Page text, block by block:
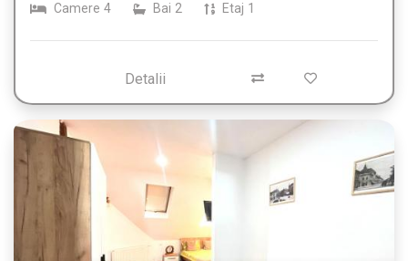
Camere 4 Bai 2 Etaj 1
Detalii